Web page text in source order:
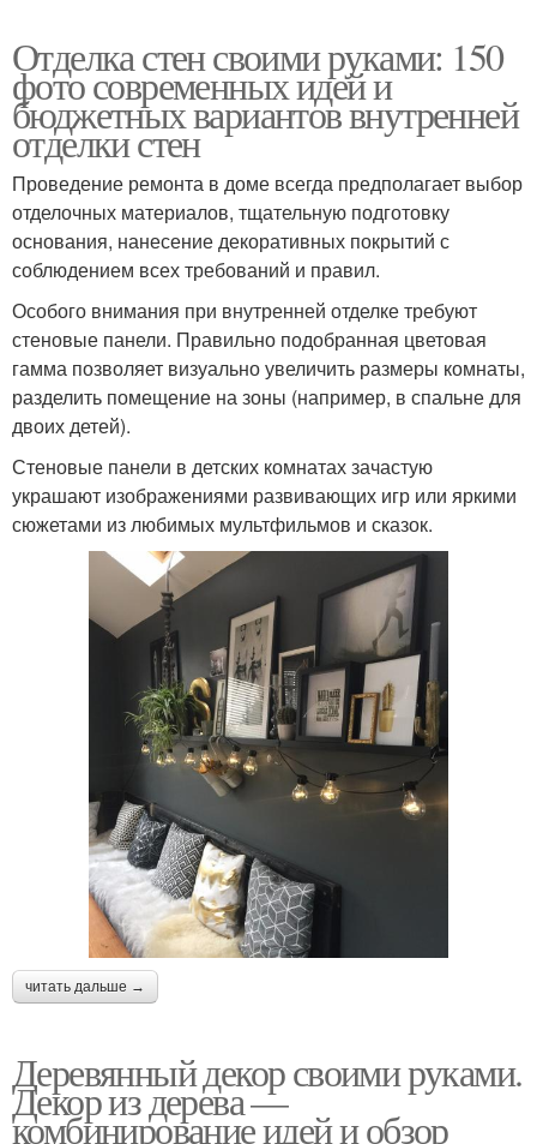
Отделка стен своими руками: 150
фото современных идей и
бюджетных вариантов внутренней
отделки стен
Проведение ремонта в доме всегда предполагает выбор
отделочных материалов, тщательную подготовку
основания, нанесение декоративных покрытий с
соблюдением всех требований и правил.
Особого внимания при внутренней отделке требуют
стеновые панели. Правильно подобранная цветовая
гамма позволяет визуально увеличить размеры комнаты,
разделить помещение на зоны (например, в спальне для
двоих детей).
Стеновые панели в детских комнатах зачастую
украшают изображениями развивающих игр или яркими
сюжетами из любимых мультфильмов и сказок.
читать дальше →
Деревянный декор своими руками.
Декор из дерева —
комбинирование идей и обзор